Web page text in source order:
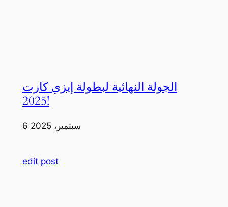
الجولة النهائية لبطولة إيزي كارت
2025!
6 سبتمبر، 2025
edit post